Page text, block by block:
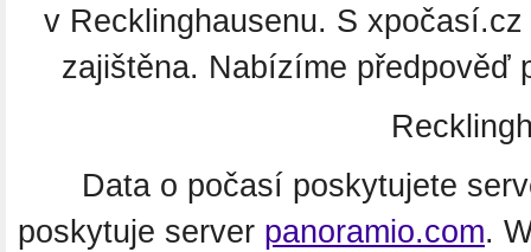
v Recklinghausenu. S
zajištěna. Nabízíme předpověď
Data o počasí poskytujete
poskytuje server panoramio.com.